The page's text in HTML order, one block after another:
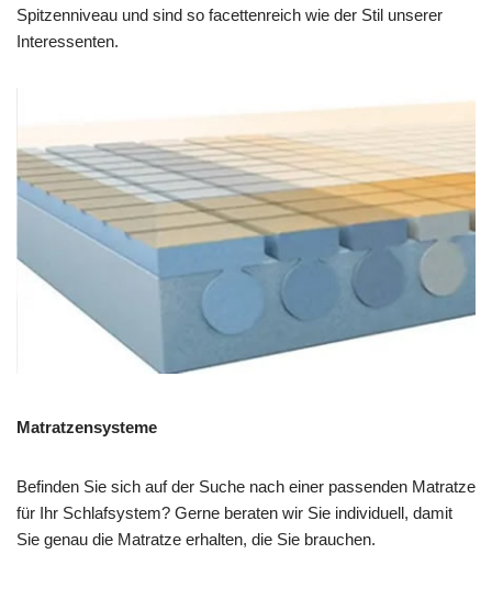
Spitzenniveau und sind so facettenreich wie der Stil unserer
Interessenten.
Matratzensysteme
Befinden Sie sich auf der Suche nach einer passenden Matratze
für Ihr Schlafsystem? Gerne beraten wir Sie individuell, damit
Sie genau die Matratze erhalten, die Sie brauchen.